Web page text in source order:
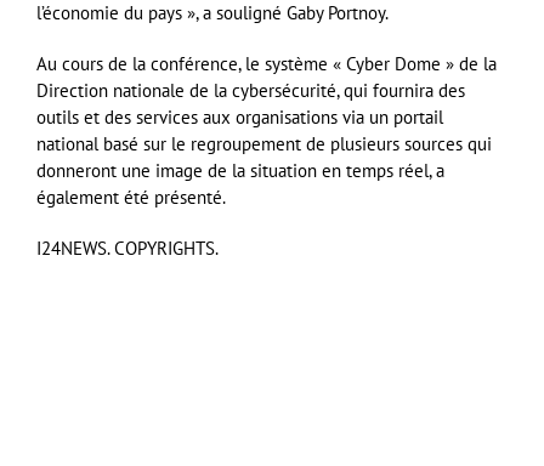
l’économie du pays », a souligné Gaby Portnoy.
Au cours de la conférence, le système « Cyber Dome » de la
Direction nationale de la cybersécurité, qui fournira des
outils et des services aux organisations via un portail
national basé sur le regroupement de plusieurs sources qui
donneront une image de la situation en temps réel, a
également été présenté.
I24NEWS. COPYRIGHTS.